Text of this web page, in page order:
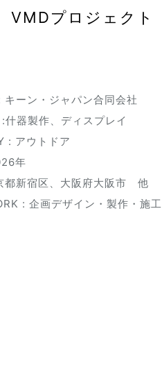
プロジェクト
ーン・ジャパン合同会社
什器製作、ディスプレイ
: アウトドア
年
都新宿区、大阪府大阪市 他
: 企画デザイン・製作・施工